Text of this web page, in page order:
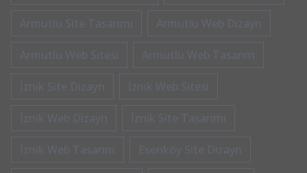
Armutlu Site Tasarımı Armutlu Web Dizayn
Armutlu Web Sitesi Armutlu Web Tasarım
İznik Site Dizayn İznik Web Sitesi
İznik Web Dizayn İznik Site Tasarımı
İznik Web Tasarım Esenköy Site Dizayn